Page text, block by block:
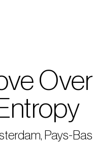
agenda
tickets
Over
Pays-Bas